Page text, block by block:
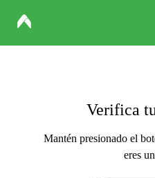
Verifica
Mantén presionado el
eres